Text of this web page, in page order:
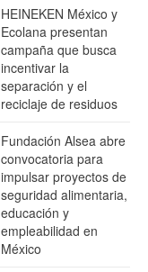
HEINEKEN México y
Ecolana presentan
campaña que busca
incentivar la
separación y el
reciclaje de residuos
Fundación Alsea abre
convocatoria para
impulsar proyectos de
seguridad alimentaria,
educación y
empleabilidad en
México